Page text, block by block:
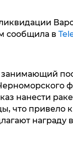
сообщила в
занимающий
нанести
что привело
награду в